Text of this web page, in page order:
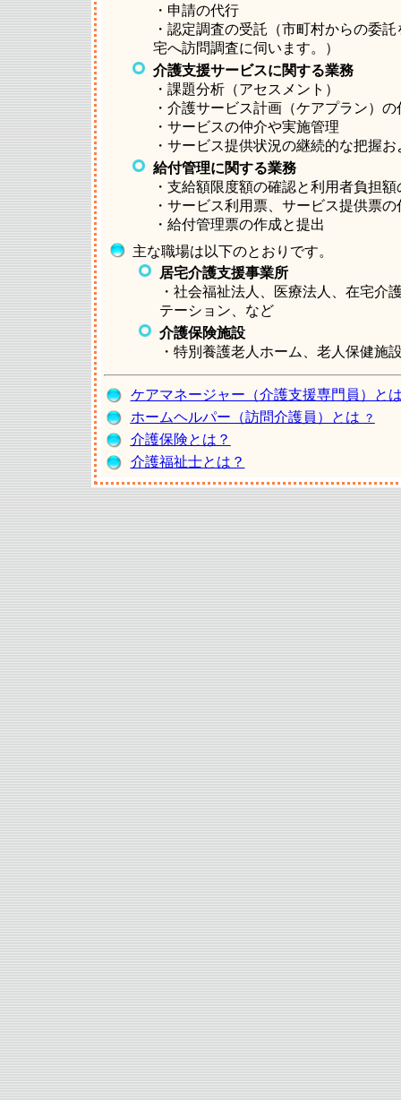
・申請の代行
・認定調査の受託（市町村からの委
宅へ訪問調査に伺います。）
介護支援サービスに関する業務
・課題分析（アセスメント）
・介護サービス計画（ケアプラン）の
・サービスの仲介や実施管理
・サービス提供状況の継続的な把握お
給付管理に関する業務
・支給額限度額の確認と利用者負担額
・サービス利用票、サービス提供票の
・給付管理票の作成と提出
主な職場は以下のとおりです。
居宅介護支援事業所
・社会福祉法人、医療法人、在宅介
テーション、など
介護保険施設
・特別養護老人ホーム、老人保健施
ケアマネージャー（介護支援専門員）と
ホームヘルパー（訪問介護員）とは ？
介護保険とは？
介護福祉士とは？